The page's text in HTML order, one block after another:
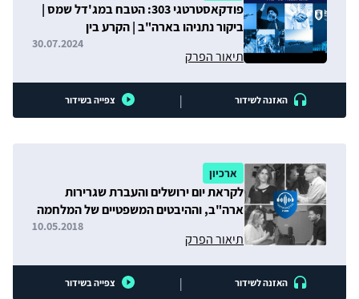
פודקאסטרטגי 303: הטבח במג'דל שמס |
ביקור נתניהו בארה"ב | הקרע בין
תיאור הפרק
30.07.2024
האזנה לשידור | צפייה בשידור
ארכיון
לקראת יום ירושלים והעברת שגרירות
ארה"ב, וההיבטים המשפטיים של המלחמה
תיאור הפרק
10.05.2018
האזנה לשידור | צפייה בשידור